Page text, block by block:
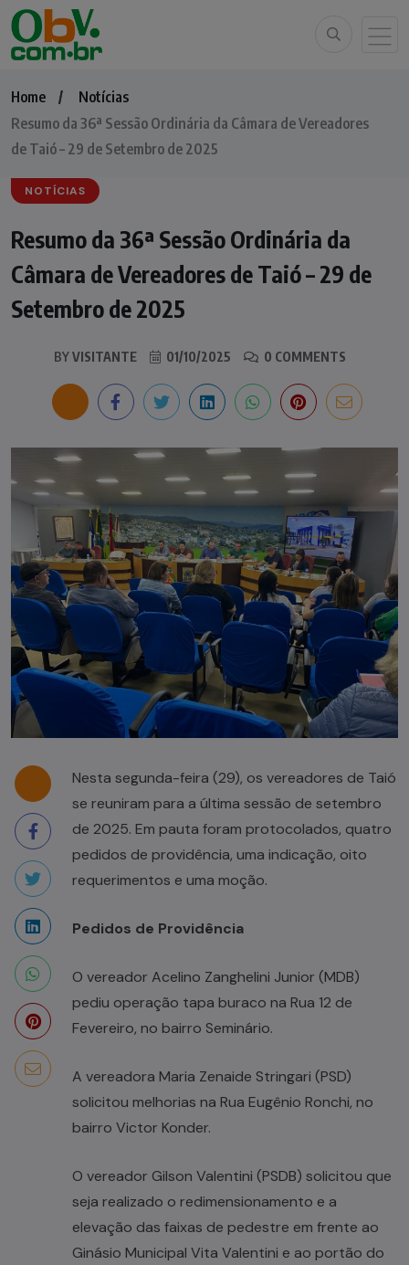
Home
Notícias
Resumo da 36ª Sessão Ordinária da Câmara de Vereadores
de Taió – 29 de Setembro de 2025
NOTÍCIAS
Resumo da 36ª Sessão Ordinária da
Câmara de Vereadores de Taió – 29 de
Setembro de 2025
BYVISITANTE 01/10/2025 0 COMMENTS
Nesta segunda-feira (29), os vereadores de Taió
se reuniram para a última sessão de setembro
de 2025. Em pauta foram protocolados, quatro
pedidos de providência, uma indicação, oito
requerimentos e uma moção.
Pedidos de Providência
O vereador Acelino Zanghelini Junior (MDB)
pediu operação tapa buraco na Rua 12 de
Fevereiro, no bairro Seminário.
A vereadora Maria Zenaide Stringari (PSD)
solicitou melhorias na Rua Eugênio Ronchi, no
bairro Victor Konder.
O vereador Gilson Valentini (PSDB) solicitou que
seja realizado o redimensionamento e a
elevação das faixas de pedestre em frente ao
Ginásio Municipal Vita Valentini e ao portão do